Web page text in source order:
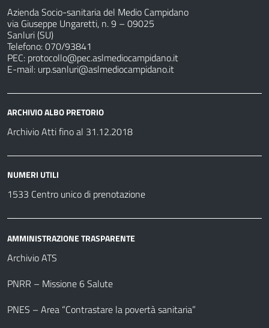
Azienda Socio-sanitaria del Medio Campidano
via Giuseppe Ungaretti, n. 9 – 09025
Sanluri (SU)
Telefono: 070/93841
PEC: protocollo@pec.aslmediocampidano.it
E-mail: urp.sanluri@aslmediocampidano.it
ARCHIVIO ALBO PRETORIO
Archivio Atti fino al 31.12.2018
NUMERI UTILI
1533 Centro unico di prenotazione
AMMINISTRAZIONE TRASPARENTE
Archivio ATS
PNRR – Missione 6 Salute
PNES – Area “Contrastare la povertà sanitaria”